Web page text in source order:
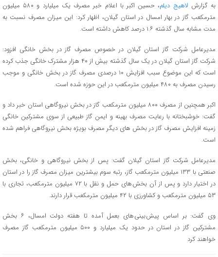
به گزارش لاهیج دیلم
، حسین اکبر با اعلام خبر مصرف یک میلیارد و ۵۸۰ میلیون
مترمکعب گاز در بهار امسال در استان گیلان، اظهار کرد: این میزان مصرف نسبت به
مدت مشابه سال گذشته ۱.۶ درصد کاهش داشته است.
مدیرعامل شرکت گاز استان گیلان در خصوص مصرف گاز در بخش خانگی افزود:
شرکت گاز استان گیلان در یک سال گذشته بیش از ۴۰ هزار مشترک خانگی جذب کرده
است که این موضوع سبب افزایش ۱۰ درصدی مصرف گاز در بخش خانگی و موجب
رسیدن مصرف به ۴۸۰ میلیون مترمکعب در این حوزه شده است.
اکبر همچنین از مصرف ۸۰۰ میلیون مترمکعب گاز در بخش نیروگاهی استان خبر داد و
گفت: خوشبختانه با رعایت مصرف بهینه و ایمن گاز طبیعی از سوی مشترکین خانگی
زمینه افزایش مصرف گاز در بخش های دیگر مصرف بویژه بخش نیروگاهی فراهم شده
است.
مدیرعامل شرکت گاز استان گیلان گفت: پس از بخش نیروگاهی و خانگی، بخش
صنعتی با ۱۳۳ میلیون مترمکعب گاز، رتبه سوم بیشترین میزان مصرف گاز را در استان
در اختیار دارد و پس از آن بخش های حمل و نقل با ۷۲ میلیون مترمکعب، تجاری با
۵۳ میلیون مترمکعب و کشاورزی با ۴۲ میلیون مترمکعب قرار دارند.
وی گفت: بر اساس پیش بینی های بعمل آمده تا هفته دولت امسال، ۶ بخش
مشترکین گاز در استان در حدود یک میلیارد و ۵۰۰ میلیون مترمکعب گاز مصرف
خواهند کرد